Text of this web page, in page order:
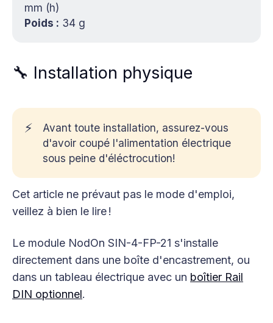
mm (h)
Poids : 34 g
🔧 Installation physique
⚡
Avant toute installation, assurez-vous
d'avoir coupé l'alimentation électrique
sous peine d'éléctrocution!
Cet article ne prévaut pas le mode d'emploi,
veillez à bien le lire !
Le module NodOn SIN-4-FP-21 s'installe
directement dans une boîte d'encastrement, ou
dans un tableau électrique avec un boîtier Rail
DIN optionnel.